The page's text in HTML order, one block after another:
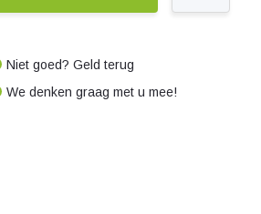
Niet goed? Geld terug
We denken graag met u mee!